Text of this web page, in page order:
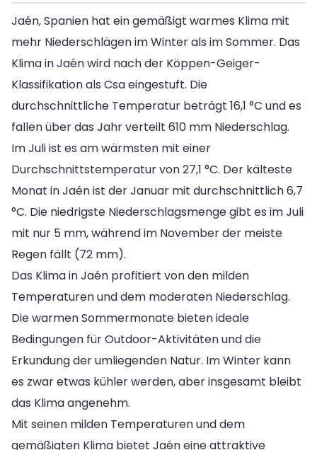
Jaén, Spanien hat ein gemäßigt warmes Klima mit
mehr Niederschlägen im Winter als im Sommer. Das
Klima in Jaén wird nach der Köppen-Geiger-
Klassifikation als Csa eingestuft. Die
durchschnittliche Temperatur beträgt 16,1 °C und es
fallen über das Jahr verteilt 610 mm Niederschlag.
Im Juli ist es am wärmsten mit einer
Durchschnittstemperatur von 27,1 °C. Der kälteste
Monat in Jaén ist der Januar mit durchschnittlich 6,7
°C. Die niedrigste Niederschlagsmenge gibt es im Juli
mit nur 5 mm, während im November der meiste
Regen fällt (72 mm).
Das Klima in Jaén profitiert von den milden
Temperaturen und dem moderaten Niederschlag.
Die warmen Sommermonate bieten ideale
Bedingungen für Outdoor-Aktivitäten und die
Erkundung der umliegenden Natur. Im Winter kann
es zwar etwas kühler werden, aber insgesamt bleibt
das Klima angenehm.
Mit seinen milden Temperaturen und dem
gemäßigten Klima bietet Jaén eine attraktive